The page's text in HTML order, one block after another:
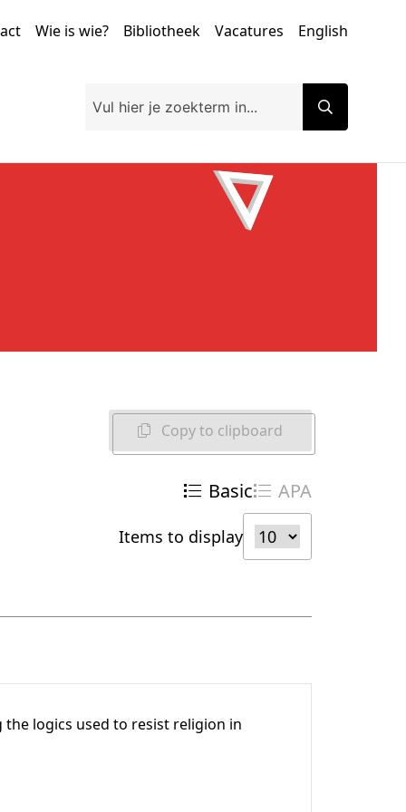
Wie is wie? Bibliotheek Vacatures English
Copy to clipboard
Basic APA
Items to display
logics used to resist religion in